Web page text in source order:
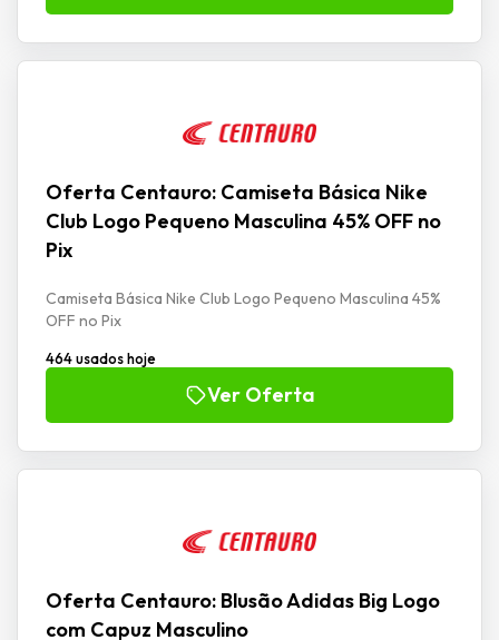
Oferta Centauro: Camiseta Básica Nike
Club Logo Pequeno Masculina 45% OFF no
Pix
Camiseta Básica Nike Club Logo Pequeno Masculina 45%
OFF no Pix
464 usados hoje
Ver Oferta
Oferta Centauro: Blusão Adidas Big Logo
com Capuz Masculino